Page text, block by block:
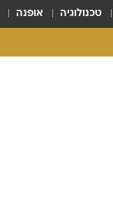
טכנולוגיה אופנה